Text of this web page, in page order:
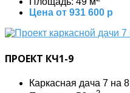
Цена от 931 600 р
ПРОЕКТ КЧ1-9
Каркасная дача 7 на 8